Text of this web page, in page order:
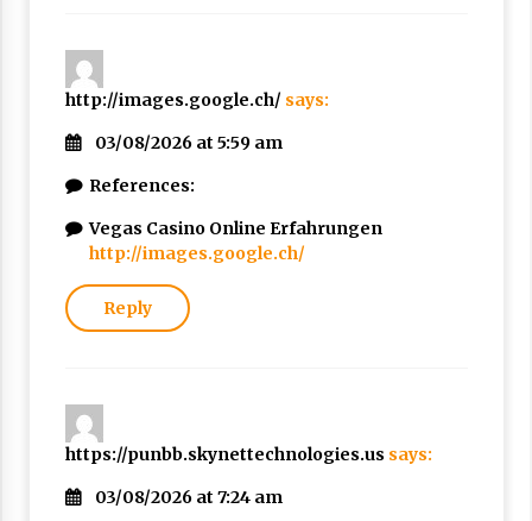
http://images.google.ch/ says:
03/08/2026 at 5:59 am
References:
Vegas Casino Online Erfahrungen
http://images.google.ch/
Reply
https://punbb.skynettechnologies.us says:
03/08/2026 at 7:24 am